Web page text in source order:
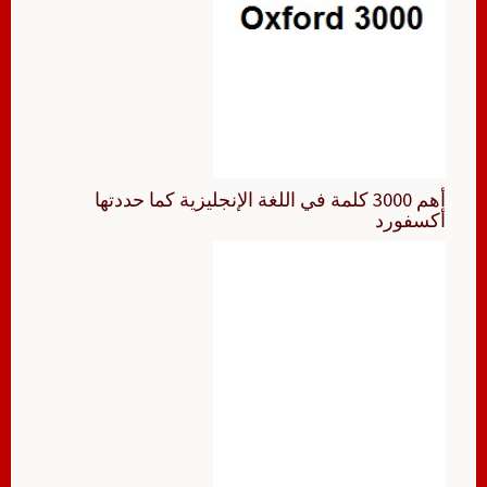
أهم 3000 كلمة في اللغة الإنجليزية كما حددتها
أكسفورد